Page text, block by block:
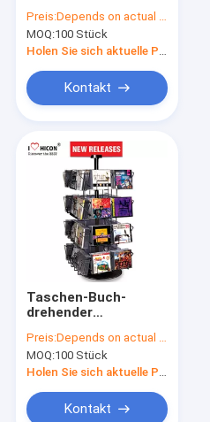
CD Bodenbelag-
Ausstellungsstand
ein
Preis:Depends on actual specifications
MOQ:100 Stück
Kontakt
Taschen-Buch-
drehender
der CD Verkauf-
Metallpräsentationsständer-
32
Preis:Depends on actual specifications
MOQ:100 Stück
Holen Sie sich aktuelle Preis
Kontakt